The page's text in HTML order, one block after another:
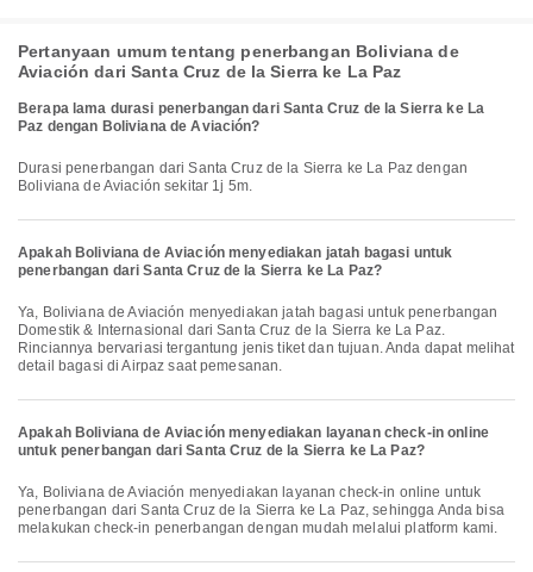
Pertanyaan umum tentang penerbangan Boliviana de
Aviación dari Santa Cruz de la Sierra ke La Paz
Berapa lama durasi penerbangan dari Santa Cruz de la Sierra ke La
Paz dengan Boliviana de Aviación?
Durasi penerbangan dari Santa Cruz de la Sierra ke La Paz dengan
Boliviana de Aviación sekitar 1j 5m.
Apakah Boliviana de Aviación menyediakan jatah bagasi untuk
penerbangan dari Santa Cruz de la Sierra ke La Paz?
Ya, Boliviana de Aviación menyediakan jatah bagasi untuk penerbangan
Domestik & Internasional dari Santa Cruz de la Sierra ke La Paz.
Rinciannya bervariasi tergantung jenis tiket dan tujuan. Anda dapat melihat
detail bagasi di Airpaz saat pemesanan.
Apakah Boliviana de Aviación menyediakan layanan check-in online
untuk penerbangan dari Santa Cruz de la Sierra ke La Paz?
Ya, Boliviana de Aviación menyediakan layanan check-in online untuk
penerbangan dari Santa Cruz de la Sierra ke La Paz, sehingga Anda bisa
melakukan check-in penerbangan dengan mudah melalui platform kami.